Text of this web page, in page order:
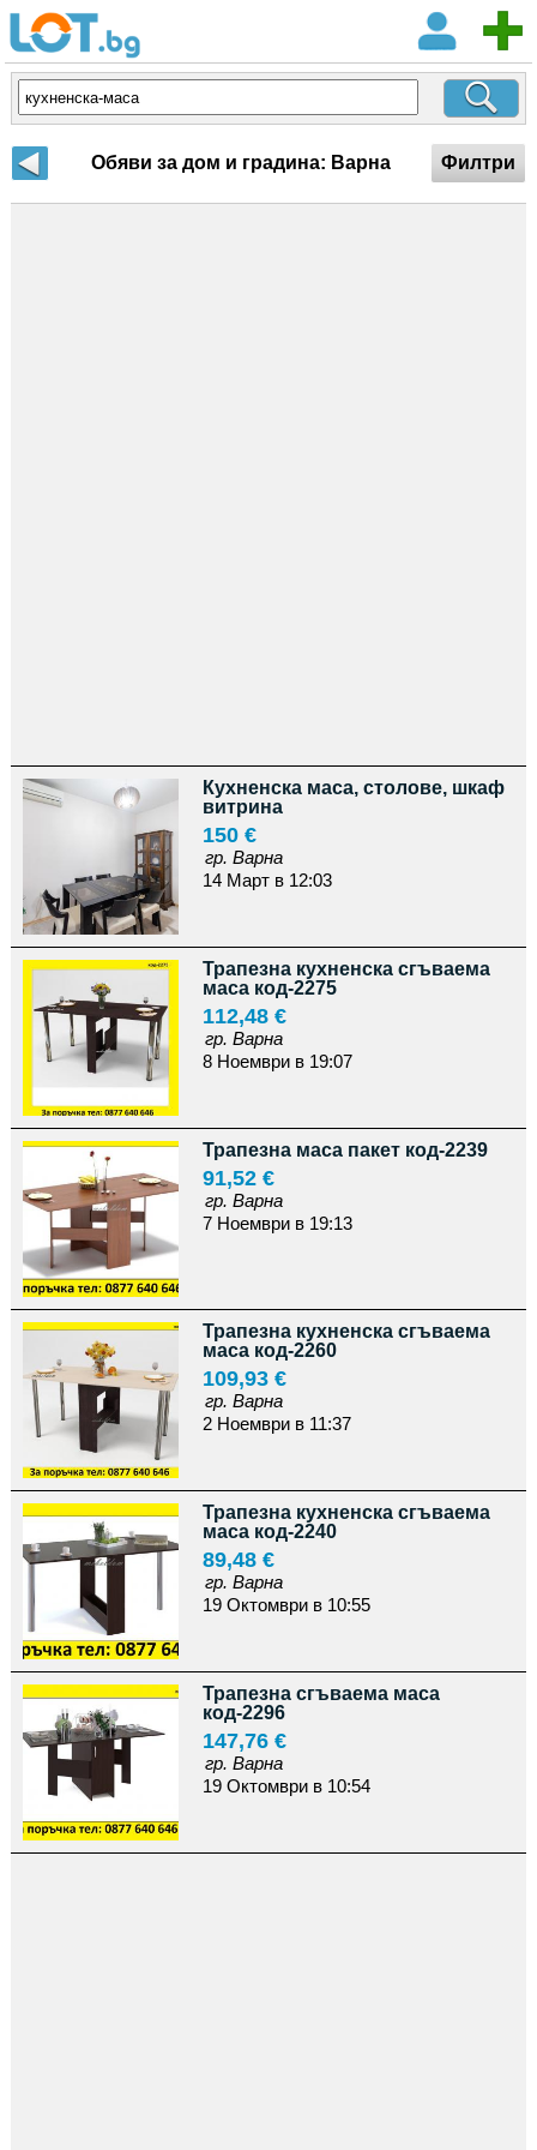
Обяви за дом и градина: Варна Филтри
Кухненска маса, столове, шкаф
витрина
150 €
гр. Варна
14 Март в 12:03
Трапезна кухненска сгъваема
маса код-2275
112,48 €
гр. Варна
8 Ноември в 19:07
Трапезна маса пакет код-2239
91,52 €
гр. Варна
7 Ноември в 19:13
Трапезна кухненска сгъваема
маса код-2260
109,93 €
гр. Варна
2 Ноември в 11:37
Трапезна кухненска сгъваема
маса код-2240
89,48 €
гр. Варна
19 Октомври в 10:55
Трапезна сгъваема маса
код-2296
147,76 €
гр. Варна
19 Октомври в 10:54